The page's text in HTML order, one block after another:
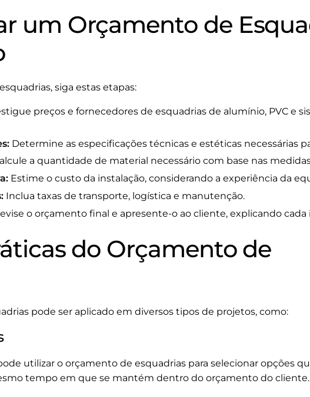
um Orçamento de
siga estas etapas:
preços e fornecedores de esquadrias de alumínio, PVC e
Determine as especificações técnicas e estéticas necessárias
a quantidade de material necessário com base nas
Estime o custo da instalação, considerando a experiência da
Inclua taxas de transporte, logística e manutenção.
o orçamento final e apresente-o ao cliente, explicando cada
do Orçamento de
pode ser aplicado em diversos tipos de projetos, como:
utilizar o orçamento de esquadrias para selecionar opções
tempo em que se mantém dentro do orçamento do cliente.